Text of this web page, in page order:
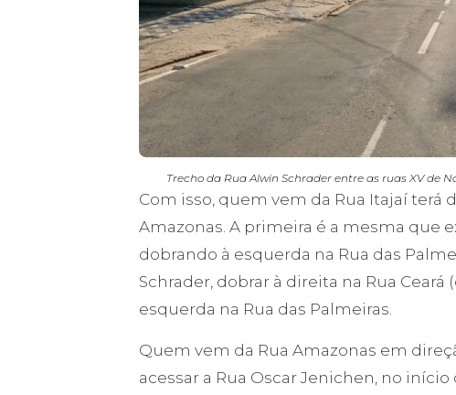
Trecho da Rua Alwin Schrader entre as ruas XV de
Com isso, quem vem da Rua Itajaí terá
Amazonas. A primeira é a mesma que
dobrando à esquerda na Rua das
Schrader, dobrar à direita na Rua
esquerda na Rua das Palmeiras.
Quem vem da Rua Amazonas em
acessar a Rua Oscar Jenichen, no